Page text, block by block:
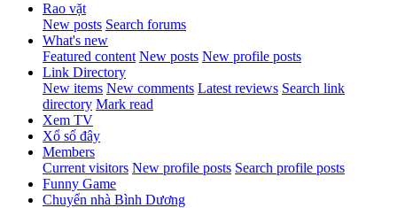
Rao vặt
New posts Search forums
What's new
Featured content New posts New profile posts
Link Directory
New items New comments Latest reviews Search link
directory Mark read
Xem TV
Xổ số đây
Members
Current visitors New profile posts Search profile posts
Funny Game
Chuyển nhà Bình Dương